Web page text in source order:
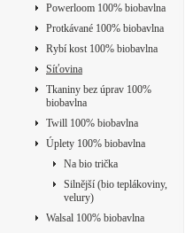
Powerloom 100% biobavlna
Protkávané 100% biobavlna
Rybí kost 100% biobavlna
Síťovina
Tkaniny bez úprav 100%
biobavlna
Twill 100% biobavlna
Úplety 100% biobavlna
Na bio trička
Silnější (bio teplákoviny,
velury)
Walsal 100% biobavlna